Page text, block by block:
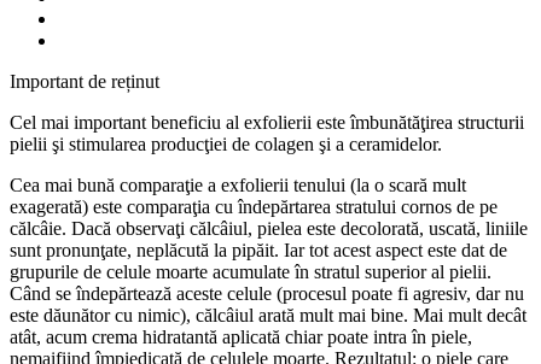
Important de reținut
Cel mai important beneficiu al exfolierii este îmbunătăţirea structurii
pielii şi stimularea producţiei de colagen şi a ceramidelor.
Cea mai bună comparaţie a exfolierii tenului (la o scară mult
exagerată) este comparaţia cu îndepărtarea stratului cornos de pe
călcâie. Dacă observaţi călcâiul, pielea este decolorată, uscată, liniile
sunt pronunţate, neplăcută la pipăit. Iar tot acest aspect este dat de
grupurile de celule moarte acumulate în stratul superior al pielii.
Când se îndepărtează aceste celule (procesul poate fi agresiv, dar nu
este dăunător cu nimic), călcâiul arată mult mai bine. Mai mult decât
atât, acum crema hidratantă aplicată chiar poate intra în piele,
nemaifiind împiedicată de celulele moarte. Rezultatul: o piele care